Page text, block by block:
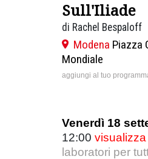
Sull'Iliade
di Rachel Bespaloff
Modena Piazza
Mondiale
aggiungi al tuo
Venerdì 18
12:00
laboratori per